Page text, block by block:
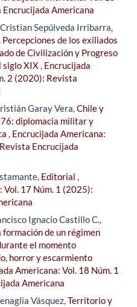
Americana
Sepúlveda Irribarra,
de los exiliados
de Civilización y Progreso
siglo XIX, Encrucijada
2 (2020): Revista
Garay Vera,Chile y
diplomacia militar y
, Encrucijada Americana:
Encrucijada
Editorial ,
Vol. 17 Núm. 1 (2025):
Ignacio Castillo C.,
de un régimen
el momento
horror y escarmiento
Americana: Vol. 18 Núm. 1
Americana
Vásquez,Territorio y